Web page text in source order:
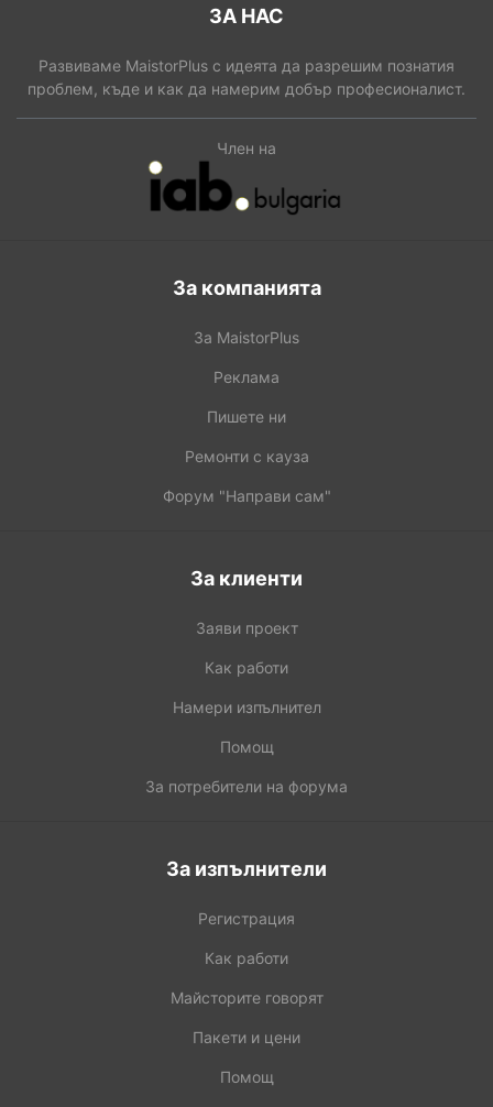
ЗА НАС
Развиваме MaistorPlus с идеята да разрешим познатия
проблем, къде и как да намерим добър професионалист.
Член на
За компанията
За MaistorPlus
Реклама
Пишете ни
Ремонти с кауза
Форум "Направи сам"
За клиенти
Заяви проект
Как работи
Намери изпълнител
Помощ
За потребители на форума
За изпълнители
Регистрация
Как работи
Майсторите говорят
Пакети и цени
Помощ